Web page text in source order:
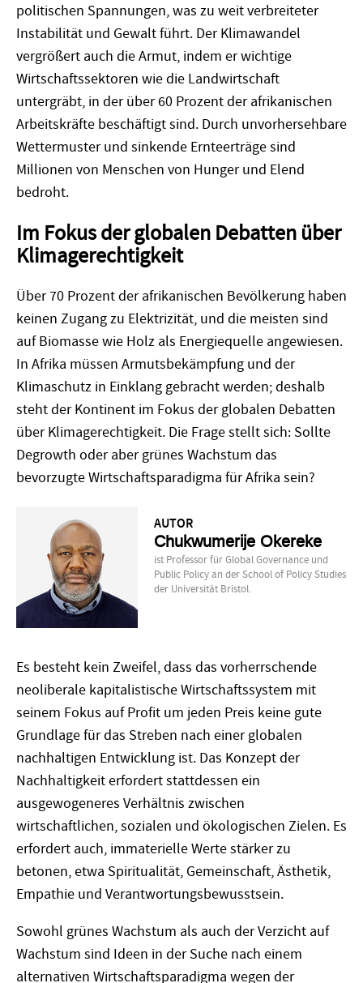
politischen Spannungen, was zu weit verbreiteter
Instabilität und Gewalt führt. Der Klimawandel
vergrößert auch die Armut, indem er wichtige
Wirtschaftssektoren wie die Landwirtschaft
untergräbt, in der über 60 Prozent der afrikanischen
Arbeitskräfte beschäftigt sind. Durch unvorhersehbare
Wettermuster und sinkende Ernteerträge sind
Millionen von Menschen von Hunger und Elend
bedroht.
Im Fokus der globalen Debatten über
Klimagerechtigkeit
Über 70 Prozent der afrikanischen Bevölkerung haben
keinen Zugang zu Elektrizität, und die meisten sind
auf Biomasse wie Holz als Energiequelle angewiesen.
In Afrika müssen Armutsbekämpfung und der
Klimaschutz in Einklang gebracht werden; deshalb
steht der Kontinent im Fokus der globalen Debatten
über Klimagerechtigkeit. Die Frage stellt sich: Sollte
Degrowth oder aber grünes Wachstum das
bevorzugte Wirtschaftsparadigma für Afrika sein?
AUTOR
Chukwumerije Okereke
ist Professor für Global Governance und
Public Policy an der School of Policy Studies
der Universität Bristol.
Es besteht kein Zweifel, dass das vorherrschende
neoliberale kapitalistische Wirtschaftssystem mit
seinem Fokus auf Profit um jeden Preis keine gute
Grundlage für das Streben nach einer globalen
nachhaltigen Entwicklung ist. Das Konzept der
Nachhaltigkeit erfordert stattdessen ein
ausgewogeneres Verhältnis zwischen
wirtschaftlichen, sozialen und ökologischen Zielen. Es
erfordert auch, immaterielle Werte stärker zu
betonen, etwa Spiritualität, Gemeinschaft, Ästhetik,
Empathie und Verantwortungsbewusstsein.
Sowohl grünes Wachstum als auch der Verzicht auf
Wachstum sind Ideen in der Suche nach einem
alternativen Wirtschaftsparadigma wegen der